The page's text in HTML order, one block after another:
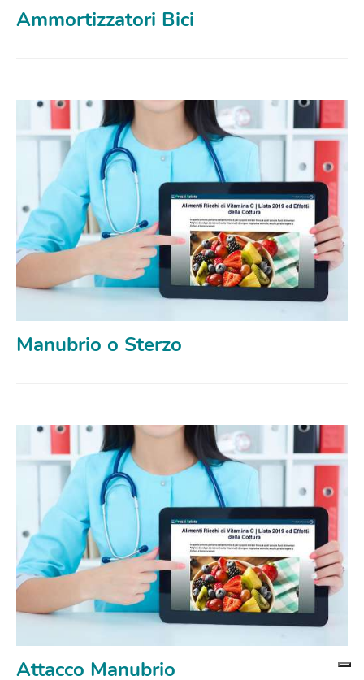
Ammortizzatori Bici
Manubrio o Sterzo
Attacco Manubrio